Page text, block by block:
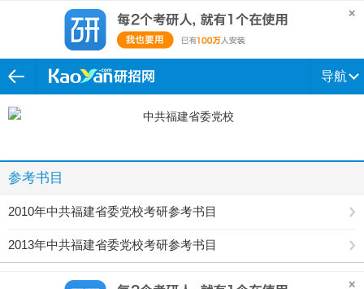
导航
参考书目
2010年中共福建省委党校考研参考书目
2013年中共福建省委党校考研参考书目